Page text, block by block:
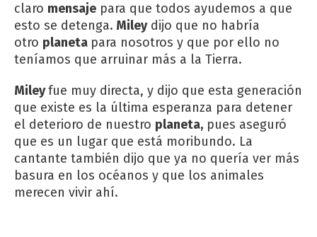
claro mensaje para que todos ayudemos a que
esto se detenga. Mileydijo que no habría
otro planeta para nosotros y que por ello no
teníamos que arruinar más a la Tierra.
Mileyfue muy directa, y dijo que esta generación
que existe es la última esperanza para detener
el deterioro de nuestro planeta, pues aseguró
que es un lugar que está moribundo. La
cantante también dijo que ya no quería ver más
basura en los océanos y que los animales
merecen vivir ahí.